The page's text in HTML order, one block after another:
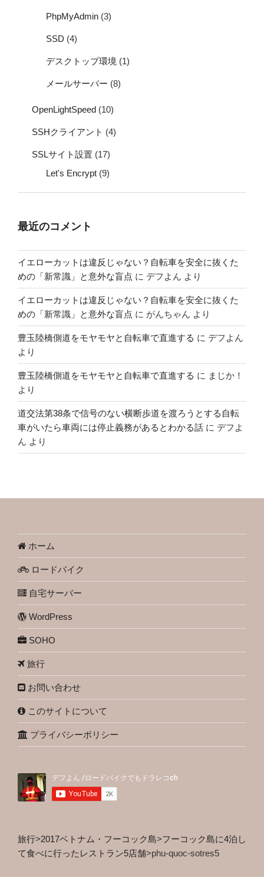
PhpMyAdmin (3)
SSD (4)
デスクトップ環境 (1)
メールサーバー (8)
OpenLightSpeed (10)
SSHクライアント (4)
SSLサイト設置 (17)
Let's Encrypt (9)
最近のコメント
イエローカットは違反じゃない？自転車を安全に抜くた
めの「新常識」と意外な盲点 に デフよん より
イエローカットは違反じゃない？自転車を安全に抜くた
めの「新常識」と意外な盲点 に がんちゃん より
豊玉陸橋側道をモヤモヤと自転車で直進する に デフよん
より
豊玉陸橋側道をモヤモヤと自転車で直進する に まじか！
より
道交法第38条で信号のない横断歩道を渡ろうとする自転
車がいたら車両には停止義務があるとわかる話 に デフよ
ん より
ホーム
ロードバイク
自宅サーバー
WordPress
SOHO
旅行
お問い合わせ
このサイトについて
プライバシーポリシー
旅行>2017ベトナム・フーコック島>フーコック島に4泊し
て食べに行ったレストラン5店舗>phu-quoc-sotres5